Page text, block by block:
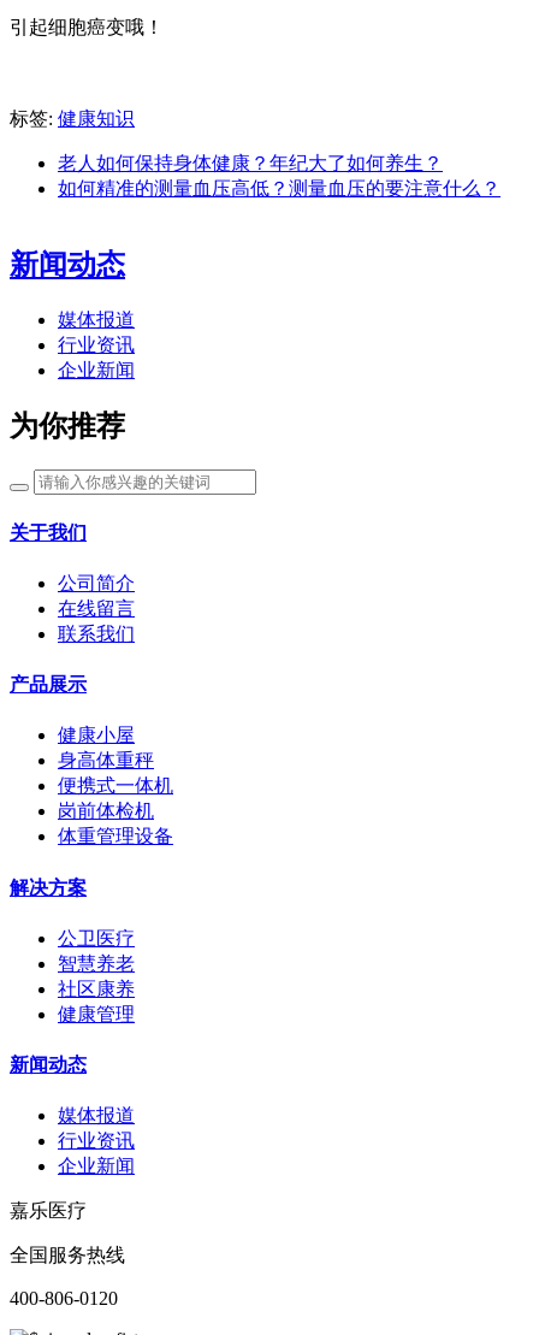
引起细胞癌变哦！
标签: 健康知识
老人如何保持身体健康？年纪大了如何养生？
如何精准的测量血压高低？测量血压的要注意什么？
新闻动态
媒体报道
行业资讯
企业新闻
为你推荐
关于我们
公司简介
在线留言
联系我们
产品展示
健康小屋
身高体重秤
便携式一体机
岗前体检机
体重管理设备
解决方案
公卫医疗
智慧养老
社区康养
健康管理
新闻动态
媒体报道
行业资讯
企业新闻
嘉乐医疗
全国服务热线
400-806-0120